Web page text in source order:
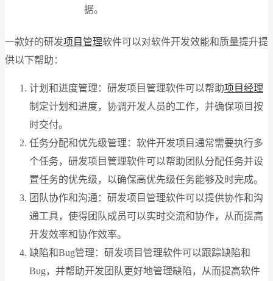
据。
一款好的研发项目管理软件可以对软件开发效能和质量提升提
供以下帮助：
计划和进度管理：研发项目管理软件可以帮助项目经理
制定计划和进度，协调开发人员的工作，并确保项目按
时交付。
任务分配和优先级管理：软件开发项目通常需要执行多
个任务，研发项目管理软件可以帮助团队分配任务并设
置任务的优先级，以确保高优先级任务能够及时完成。
团队协作和沟通：研发项目管理软件可以提供协作和沟
通工具，使得团队成员可以实时交流和协作，从而提高
开发效率和协作效率。
缺陷和Bug管理：研发项目管理软件可以跟踪缺陷和
Bug，并帮助开发团队更好地管理缺陷，从而提高软件